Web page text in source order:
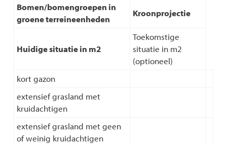
Bomen/bomengroepen in
groene terreineenheden
Kroonprojectie
Huidige situatie in m2
Toekomstige
situatie in m2
(optioneel)
kort gazon
extensief grasland met
kruidachtigen
extensief grasland met geen
of weinig kruidachtigen